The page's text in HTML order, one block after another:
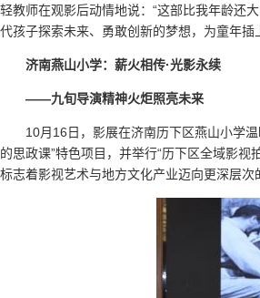
轻教师在观影后动情地说：“这部比我年龄还
代孩子探索未来、勇敢创新的梦想，为童年插
济南燕山小学：薪火相传·光影永续
——九旬导演精神火炬照亮未来
10月16日，影展在济南历下区燕山小学
的思政课”特色项目，并举行“历下区全域影
标志着影视艺术与地方文化产业迈向更深层次